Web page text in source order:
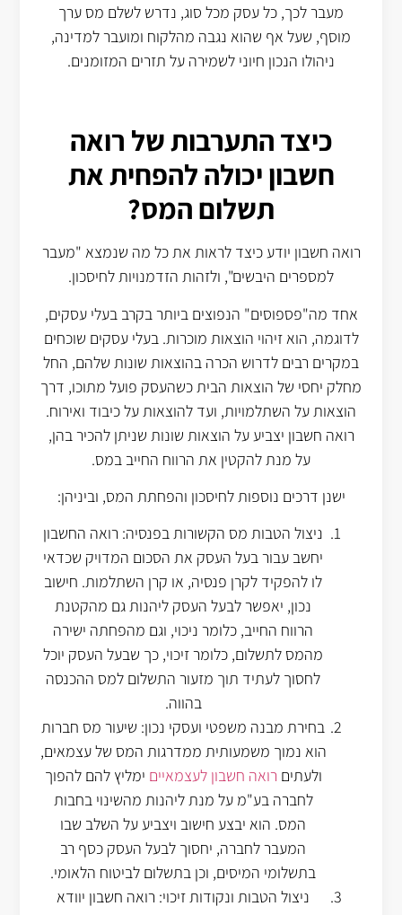
מעבר לכך, כל עסק מכל סוג, נדרש לשלם מס ערך
מוסף, שעל אף שהוא נגבה מהלקוח ומועבר למדינה,
ניהולו הנכון חיוני לשמירה על תזרים המזומנים.
כיצד התערבות של רואה
חשבון יכולה להפחית את
תשלום המס?
רואה חשבון יודע כיצד לראות את כל מה שנמצא "מעבר
למספרים היבשים", ולזהות הזדמנויות לחיסכון.
אחד מה"פספוסים" הנפוצים ביותר בקרב בעלי עסקים,
לדוגמה, הוא זיהוי הוצאות מוכרות. בעלי עסקים שוכחים
במקרים רבים לדרוש הכרה בהוצאות שונות שלהם, החל
מחלק יחסי של הוצאות הבית כשהעסק פועל מתוכו, דרך
הוצאות על השתלמויות, ועד להוצאות על כיבוד ואירוח.
רואה חשבון יצביע על הוצאות שונות שניתן להכיר בהן,
על מנת להקטין את הרווח החייב במס.
ישנן דרכים נוספות לחיסכון והפחתת המס, וביניהן:
ניצול הטבות מס הקשורות בפנסיה: רואה החשבון
יחשב עבור בעל העסק את הסכום המדויק שכדאי
לו להפקיד לקרן פנסיה, או קרן השתלמות. חישוב
נכון, יאפשר לבעל העסק ליהנות גם מהקטנת
הרווח החייב, כלומר ניכוי, וגם מהפחתה ישירה
מהמס לתשלום, כלומר זיכוי, כך שבעל העסק יוכל
לחסוך לעתיד תוך מזעור התשלום למס ההכנסה
בהווה.
בחירת מבנה משפטי ועסקי נכון: שיעור מס חברות
הוא נמוך משמעותית ממדרגות המס של עצמאים,
ולעתים רואה חשבון לעצמאיים ימליץ להם להפוך
לחברה בע"מ על מנת ליהנות מהשינוי בחבות
המס. הוא יבצע חישוב ויצביע על השלב שבו
המעבר לחברה, יחסוך לבעל העסק כסף רב
בתשלומי המיסים, וכן בתשלום לביטוח הלאומי.
ניצול הטבות ונקודות זיכוי: רואה חשבון יוודא